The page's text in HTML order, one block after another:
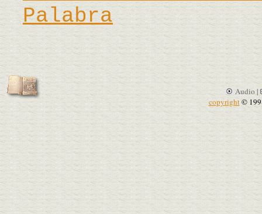
Palabra
Audio |
copyright©